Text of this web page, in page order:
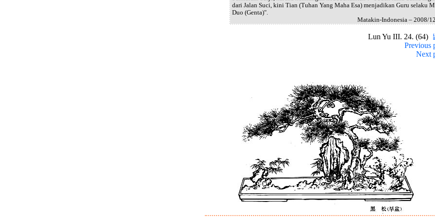
dari Jalan Suci, kini Tian (Tuhan Yang Maha Esa) menjadikan Guru selaku
Duo (Genta)".
Matakin-Indonesia – 2008/
Lun Yu III. 24. (64)
Previous
Next